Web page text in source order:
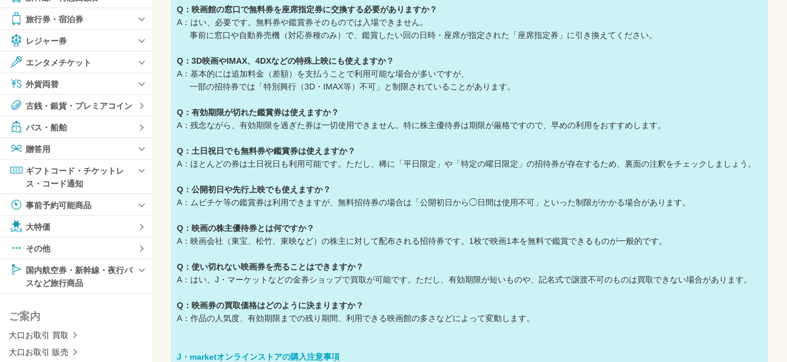
旅行券・宿泊券
レジャー券
エンタメチケット
外貨両替
古銭・銀貨・プレミアコイン
バス・船舶
贈答用
ギフトコード・チケットレ
ス・コード通知
事前予約可能商品
大特価
その他
国内航空券・新幹線・夜行バ
スなど旅行商品
ご案内
大口お取引 買取
大口お取引 販売
Q：映画館の窓口で無料券を座席指定券に交換する必要がありますか？
A：はい、必要です。無料券や鑑賞券そのものでは入場できません。
事前に窓口や自動券売機（対応券種のみ）で、鑑賞したい回の日時・座席が指定された「座席指定券」に引き換えてください。
Q：3D映画やIMAX、4DXなどの特殊上映にも使えますか？
A：基本的には追加料金（差額）を支払うことで利用可能な場合が多いですが、
一部の招待券では「特別興行（3D・IMAX等）不可」と制限されていることがあります。
Q：有効期限が切れた鑑賞券は使えますか？
A：残念ながら、有効期限を過ぎた券は一切使用できません。特に株主優待券は期限が厳格ですので、早めの利用をおすすめします。
Q：土日祝日でも無料券や鑑賞券は使えますか？
A：ほとんどの券は土日祝日も利用可能です。ただし、稀に「平日限定」や「特定の曜日限定」の招待券が存在するため、裏面の注釈をチェックしましょう。
Q：公開初日や先行上映でも使えますか？
A：ムビチケ等の鑑賞券は利用できますが、無料招待券の場合は「公開初日から◯日間は使用不可」といった制限がかかる場合があります。
Q：映画の株主優待券とは何ですか？
A：映画会社（東宝、松竹、東映など）の株主に対して配布される招待券です。1枚で映画1本を無料で鑑賞できるものが一般的です。
Q：使い切れない映画券を売ることはできますか？
A：はい、J・マーケットなどの金券ショップで買取が可能です。ただし、有効期限が短いものや、記名式で譲渡不可のものは買取できない場合があります。
Q：映画券の買取価格はどのように決まりますか？
A：作品の人気度、有効期限までの残り期間、利用できる映画館の多さなどによって変動します。
J・marketオンラインストアの購入注意事項